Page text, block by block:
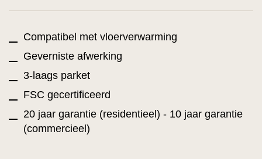
Compatibel met vloerverwarming
Geverniste afwerking
3-laags parket
FSC gecertificeerd
20 jaar garantie (residentieel) - 10 jaar garantie
(commercieel)